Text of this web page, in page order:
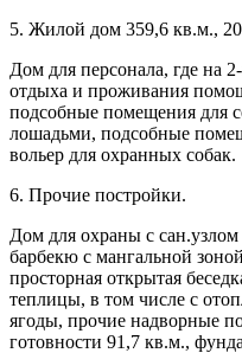
5. Жилой дом 359,6 кв.м.,
Дом для персонала, где на
отдыха и проживания
подсобные помещения для
лошадьми, подсобные
вольер для охранных собак.
6. Прочие постройки.
Дом для охраны с
барбекю с мангальной
просторная открытая
теплицы, в том числе с
ягоды, прочие надворные
готовности 91,7 кв.м.,